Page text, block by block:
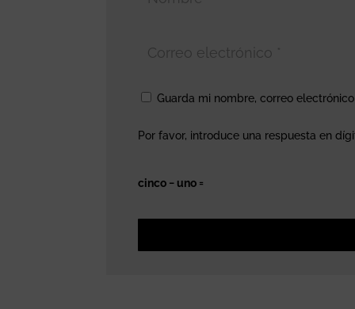
Guarda mi nombre, correo
Por favor, introduce una respuesta en
cinco − uno =